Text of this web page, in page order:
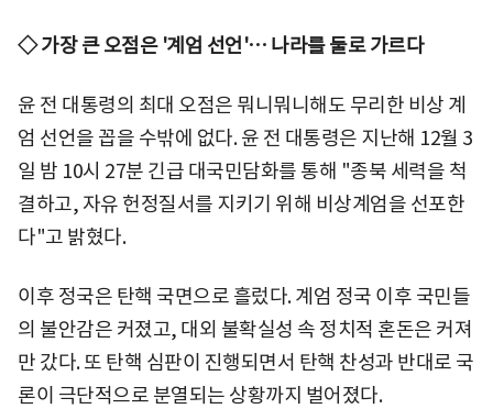
◇ 가장 큰 오점은 '계엄 선언'… 나라를 둘로 가르다
윤 전 대통령의 최대 오점은 뭐니뭐니해도 무리한 비상 계
엄 선언을 꼽을 수밖에 없다. 윤 전 대통령은 지난해 12월 3
일 밤 10시 27분 긴급 대국민담화를 통해 "종북 세력을 척
결하고, 자유 헌정질서를 지키기 위해 비상계엄을 선포한
다"고 밝혔다.
이후 정국은 탄핵 국면으로 흘렀다. 계엄 정국 이후 국민들
의 불안감은 커졌고, 대외 불확실성 속 정치적 혼돈은 커져
만 갔다. 또 탄핵 심판이 진행되면서 탄핵 찬성과 반대로 국
론이 극단적으로 분열되는 상황까지 벌어졌다.